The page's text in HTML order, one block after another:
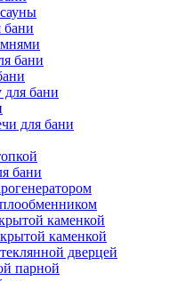
бани
бани
для бани
для бани
бани
каменкой
каменкой
дверцей
парной